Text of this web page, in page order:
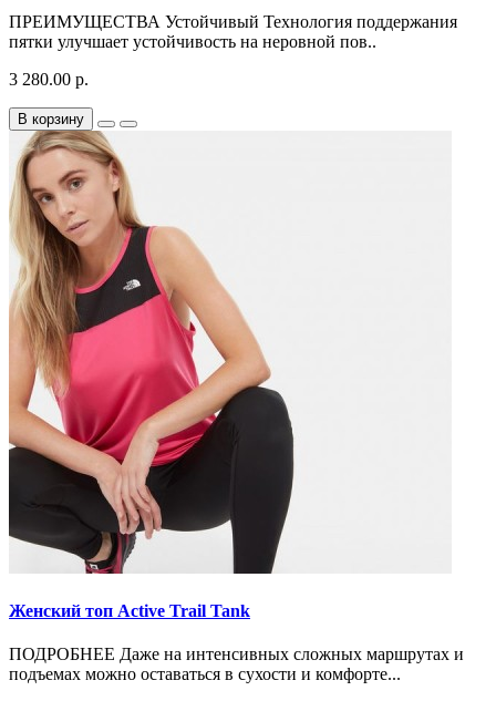
ПРЕИМУЩЕСТВА Устойчивый Технология поддержания
пятки улучшает устойчивость на неровной пов..
3 280.00 р.
В корзину
Женский топ Active Trail Tank
ПОДРОБНЕЕ Даже на интенсивных сложных маршрутах и
подъемах можно оставаться в сухости и комфорте...